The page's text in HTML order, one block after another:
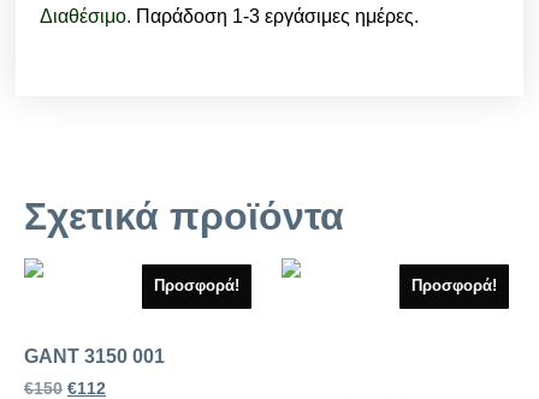
Διαθέσιμο. Παράδοση 1-3 εργάσιμες ημέρες.
Σχετικά προϊόντα
Προσφορά!
GANT 3150 001
€150 €112
Προσφορά!